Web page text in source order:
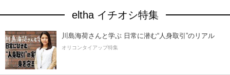
eltha イチオシ特集
川島海荷さんと学ぶ 日常に潜む“人身取引”のリアル
オリコンタイアップ特集